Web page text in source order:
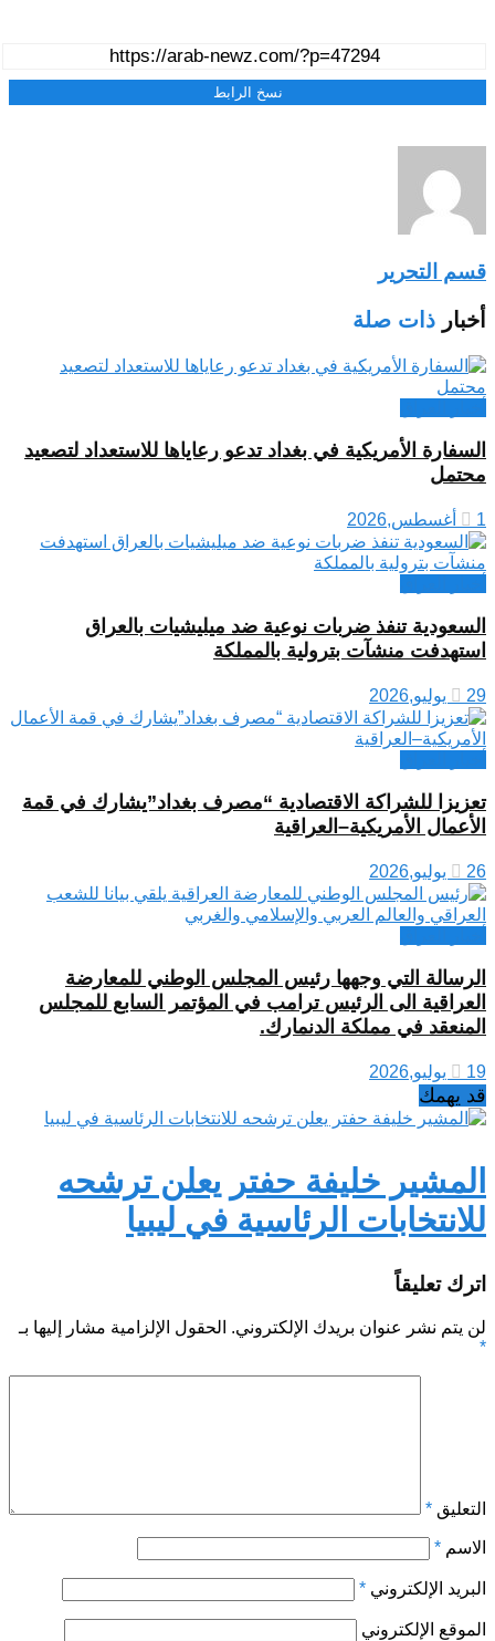
نسخ الرابط
قسم التحرير
أخبار ذات صلة
السفارة الأمريكية في بغداد تدعو رعاياها للاستعداد لتصعيد
محتمل
1 أغسطس,2026
السعودية تنفذ ضربات نوعية ضد ميليشيات بالعراق
استهدفت منشآت بترولية بالمملكة
29 يوليو,2026
تعزيزا للشراكة الاقتصادية “مصرف بغداد”يشارك في قمة
الأعمال الأمريكية–العراقية
26 يوليو,2026
الرسالة التي وجهها رئيس المجلس الوطني للمعارضة
العراقية الى الرئيس ترامب في المؤتمر السابع للمجلس
المنعقد في مملكة الدنمارك.
19 يوليو,2026
قد يهمك
المشير خليفة حفتر يعلن ترشحه
للانتخابات الرئاسية في ليبيا
اترك تعليقاً
لن يتم نشر عنوان بريدك الإلكتروني. الحقول الإلزامية مشار إليها بـ
*
التعليق *
الاسم *
البريد الإلكتروني *
الموقع الإلكتروني